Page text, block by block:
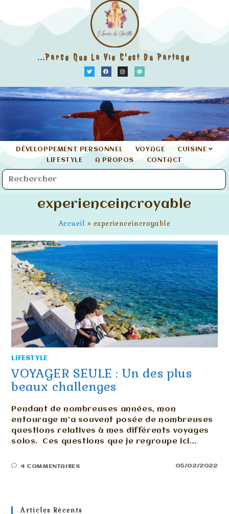
...parce Que La Vie C'est Du Partage
DÉVELOPPEMENT PERSONNEL VOYAGE
CUISINE
LIFESTYLE
A PROPOS CONTACT
experienceincroyable
Accueil » experienceincroyable
LIFESTYLE
VOYAGER SEULE : Un des plus
beaux challenges
Pendant de nombreuses années, mon
entourage m’a souvent posée de nombreuses
questions relatives à mes différents voyages
solos. Ces questions que je regroupe ici…
4 COMMENTAIRES 05/02/2022
Articles Récents